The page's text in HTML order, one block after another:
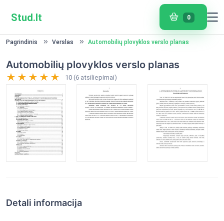
Stud.lt 0
Pagrindinis Verslas Automobilių plovyklos verslo planas
Automobilių plovyklos verslo planas
10 (6 atsiliepimai)
Detali informacija